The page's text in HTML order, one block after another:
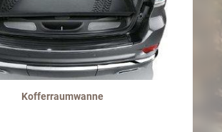
Kofferraumwanne